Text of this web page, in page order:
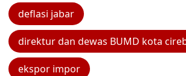
deflasi jabar
direktur dan dewas BUMD kota
ekspor impor